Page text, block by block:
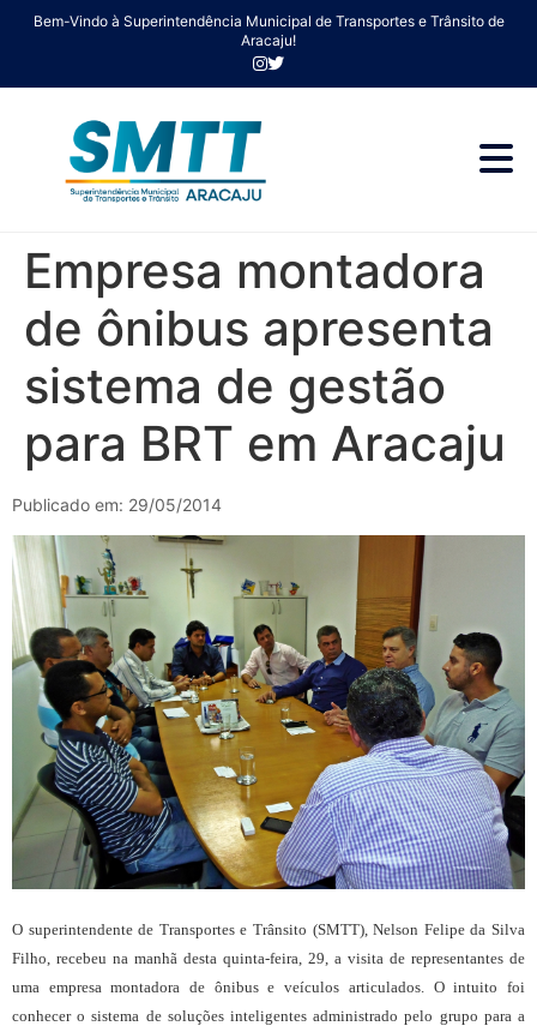
Bem-Vindo à Superintendência Municipal de Transportes e Trânsito de
Aracaju!
Empresa montadora
de ônibus apresenta
sistema de gestão
para BRT em Aracaju
Publicado em: 29/05/2014
O superintendente de Transportes e Trânsito (SMTT), Nelson Felipe da Silva
Filho, recebeu na manhã desta quinta-feira, 29, a visita de representantes de
uma empresa montadora de ônibus e veículos articulados. O intuito foi
conhecer o sistema de soluções inteligentes administrado pelo grupo para a